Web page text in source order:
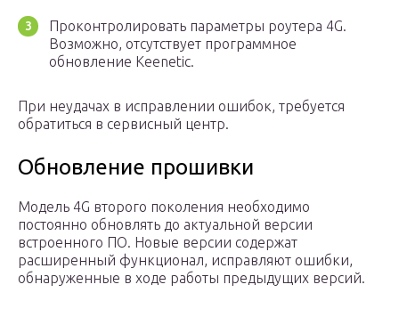
Проконтролировать параметры роутера 4G.
Возможно, отсутствует программное
обновление Keenetic.
При неудачах в исправлении ошибок, требуется
обратиться в сервисный центр.
Обновление прошивки
Модель 4G второго поколения необходимо
постоянно обновлять до актуальной версии
встроенного ПО. Новые версии содержат
расширенный функционал, исправляют ошибки,
обнаруженные в ходе работы предыдущих версий.